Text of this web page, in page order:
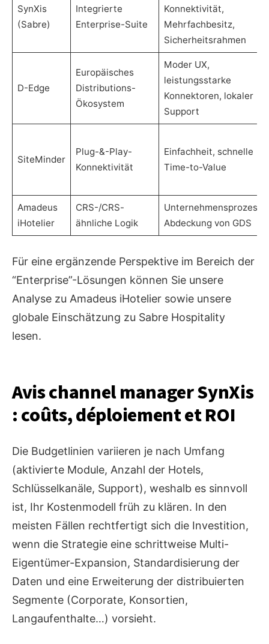
SynXis
(Sabre)
Integrierte
Enterprise-Suite
Konnektivität,
Mehrfachbesitz,
Sicherheitsrahmen
D-Edge
Europäisches
Distributions-
Ökosystem
Moder UX,
leistungsstarke
Konnektoren, lokaler
Support
SiteMinder
Plug-&-Play-
Konnektivität
Einfachheit, schnelle
Time-to-Value
Amadeus
iHotelier
CRS-/CRS-
ähnliche Logik
Abdeckung von GDS
Für eine ergänzende Perspektive im Bereich der
“Enterprise”-Lösungen können Sie unsere
Analyse zu Amadeus iHotelier sowie unsere
globale Einschätzung zu Sabre Hospitality
lesen.
Avis channel manager SynXis
: coûts, déploiement et ROI
Die Budgetlinien variieren je nach Umfang
(aktivierte Module, Anzahl der Hotels,
Schlüsselkanäle, Support), weshalb es sinnvoll
ist, Ihr Kostenmodell früh zu klären. In den
meisten Fällen rechtfertigt sich die Investition,
wenn die Strategie eine schrittweise Multi-
Eigentümer-Expansion, Standardisierung der
Daten und eine Erweiterung der distribuierten
Segmente (Corporate, Konsortien,
Langaufenthalte…) vorsieht.